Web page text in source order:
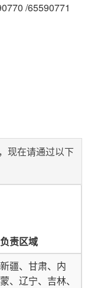
/65590771
现在请通过以下
负责区域
新疆、甘肃、内
蒙、辽宁、吉林、